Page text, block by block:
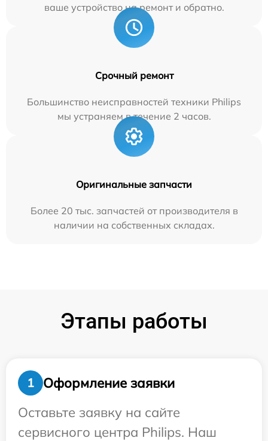
ваше устройство на ремонт и обратно.
Срочный ремонт
Большинство неисправностей техники Philips
мы устраняем в течение 2 часов.
Оригинальные запчасти
Более 20 тыс. запчастей от производителя в
наличии на собственных складах.
Этапы работы
1
Оформление заявки
Оставьте заявку на сайте
сервисного центра Philips. Наш